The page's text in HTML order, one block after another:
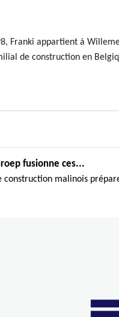
Franki appartient à
de construction en
fusionne ces...
construction malinois